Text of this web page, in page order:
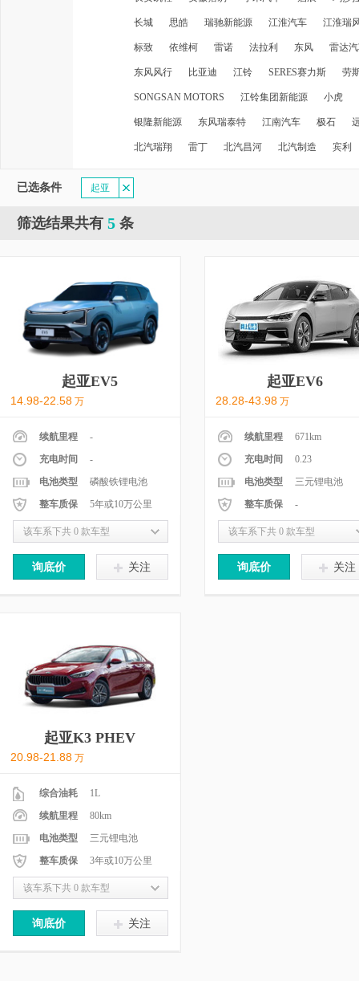
长城 思皓 瑞驰新能源 江淮汽车 江淮瑞
标致 依维柯 雷诺 法拉利 东风 雷达
东风风行 比亚迪 江铃 SERES赛力斯 劳
SONGSAN MOTORS 江铃集团新能源 小虎
银隆新能源 东风瑞泰特 江南汽车 极石
北汽瑞翔 雷丁 北汽昌河 北汽制造 宾利
已选条件 起亚
筛选结果共有 5 条
起亚EV5
14.98-22.58 万
续航里程
-
充电时间
-
电池类型
磷酸铁锂电池
整车质保
5年或10万公里
该车系下共 0 款车型
询底价 关注
起亚EV6
28.28-43.98 万
续航里程
671km
充电时间
0.23
电池类型
三元锂电池
整车质保
-
该车系下共 0 款车型
询底价 关注
起亚K3 PHEV
20.98-21.88 万
综合油耗
1L
续航里程
80km
电池类型
三元锂电池
整车质保
3年或10万公里
该车系下共 0 款车型
询底价 关注